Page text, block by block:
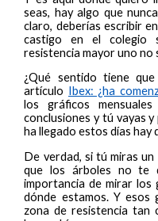
seas, hay algo que
claro, deberías escribir
castigo en el colegio
resistencia mayor uno no
¿Qué sentido tiene
artículo Ibex: ¿ha
los gráficos
conclusiones y tú vayas
ha llegado estos días hay
De verdad, si tú miras
que los árboles no te
importancia de mirar los
dónde estamos. Y esos
zona de resistencia tan